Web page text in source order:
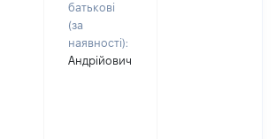
батькові
(за
наявності):
Андрійович